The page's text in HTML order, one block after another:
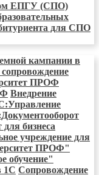
ЕПГУ (СПО)
для СПО
кампании в
ПРОФ
Внедрение
бизнеса
учреждение для
ПРОФ"
обучение"
1С Сопровождение